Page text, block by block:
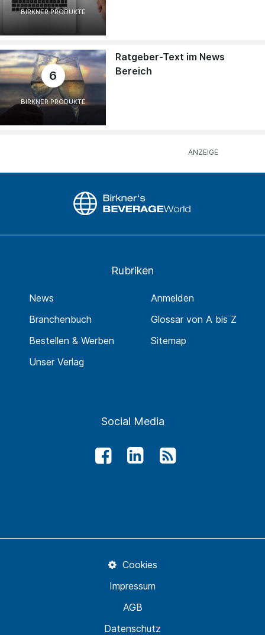
BIRKNER PRODUKTE
6
BIRKNER PRODUKTE
Ratgeber-Text im News
Bereich
Rubriken
News
Branchenbuch
Bestellen & Werben
Unser Verlag
Anmelden
Glossar von A bis Z
Sitemap
Social Media
Datenschutz
AGB
Impressum
Cookies